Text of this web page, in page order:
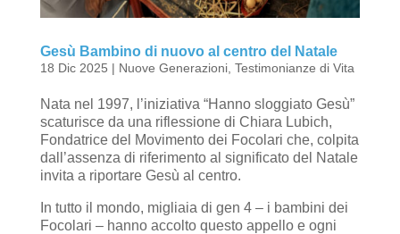
Gesù Bambino di nuovo al centro del Natale
18 Dic 2025 | Nuove Generazioni, Testimonianze di Vita
Nata nel 1997, l’iniziativa “Hanno sloggiato Gesù”
scaturisce da una riflessione di Chiara Lubich,
Fondatrice del Movimento dei Focolari che, colpita
dall’assenza di riferimento al significato del Natale
invita a riportare Gesù al centro.
In tutto il mondo, migliaia di gen 4 – i bambini dei
Focolari – hanno accolto questo appello e ogni